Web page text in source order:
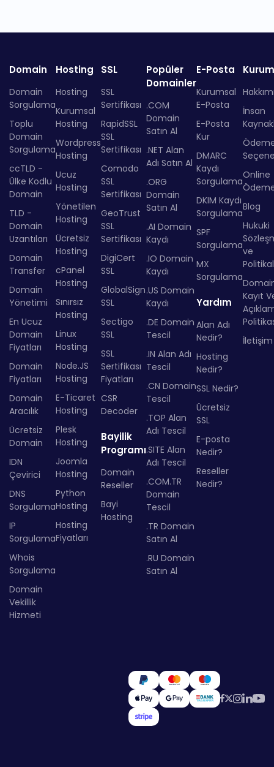
Domain
Domain
Sorgulama
Toplu
Domain
Sorgulama
ccTLD -
Ülke Kodlu
Domain
TLD -
Domain
Uzantıları
Domain
Transfer
Domain
Yönetimi
En Ucuz
Domain
Fiyatları
Domain
Fiyatları
Domain
Aracılık
Ücretsiz
Domain
IDN
Çevirici
DNS
Sorgulama
IP
Sorgulama
Whois
Sorgulama
Domain
Vekillik
Hizmeti
Hosting
Hosting
Kurumsal
Hosting
Wordpress
Hosting
Ucuz
Hosting
Yönetilen
Hosting
Ücretsiz
Hosting
cPanel
Hosting
Sınırsız
Hosting
Linux
Hosting
Node.JS
Hosting
E-Ticaret
Hosting
Plesk
Hosting
Joomla
Hosting
Python
Hosting
Hosting
Fiyatları
SSL
SSL
Sertifikası
RapidSSL
SSL
Sertifikası
Comodo
SSL
Sertifikası
GeoTrust
SSL
Sertifikası
DigiCert
SSL
GlobalSign
SSL
Sectigo
SSL
SSL
Sertifikası
Fiyatları
CSR
Decoder
Bayilik
Programı
Domain
Reseller
Bayi
Hosting
Popüler
Domainler
.COM
Domain
Satın Al
.NET Alan
Adı Satın Al
.ORG
Domain
Satın Al
.AI Domain
Kaydı
.IO Domain
Kaydı
.US Domain
Kaydı
.DE Domain
Tescil
.IN Alan Adı
Tescil
.CN Domain
Tescil
.TOP Alan
Adı Tescil
.SITE Alan
Adı Tescil
.COM.TR
Domain
Tescil
.TR Domain
Satın Al
.RU Domain
Satın Al
E-Posta
Kurumsal
E-Posta
E-Posta
Kur
DMARC
Kaydı
Sorgulama
DKIM Kaydı
Sorgulama
SPF
Sorgulama
MX
Sorgulama
Yardım
Alan Adı
Nedir?
Hosting
Nedir?
SSL Nedir?
Ücretsiz
SSL
E-posta
Nedir?
Reseller
Nedir?
İnsan
Online
Blog
Hukuki
ve
Kayıt
İletişim